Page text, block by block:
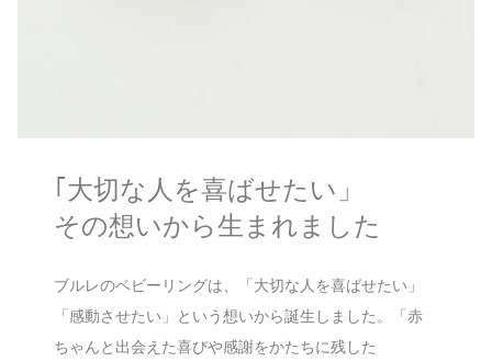
｢大切な人を喜ばせたい」
その想いから生まれました
ブルレのベビーリングは、「大切な人を喜ばせたい」
「感動させたい」という想いから誕生しました。「赤
ちゃんと出会えた喜びや感謝をかたちに残した